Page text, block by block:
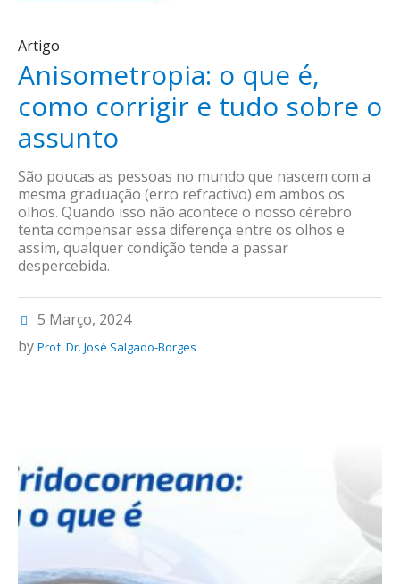
Artigo
Anisometropia: o que é,
como corrigir e tudo sobre o
assunto
São poucas as pessoas no mundo que nascem com a
mesma graduação (erro refractivo) em ambos os
olhos. Quando isso não acontece o nosso cérebro
tenta compensar essa diferença entre os olhos e
assim, qualquer condição tende a passar
despercebida.
5 Março, 2024
by Prof. Dr. José Salgado-Borges